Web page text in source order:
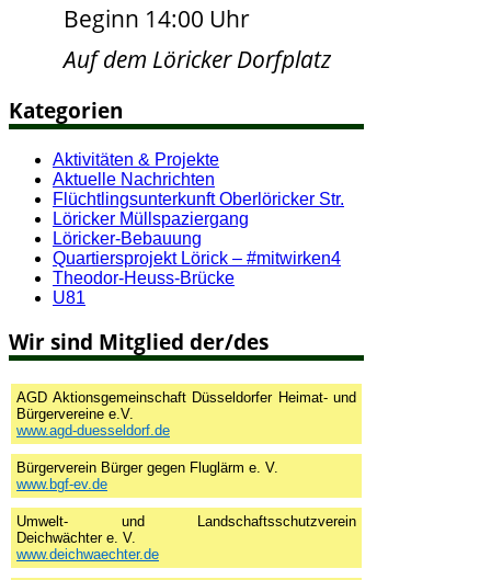
Beginn 14:00 Uhr
Auf dem Löricker Dorfplatz
Kategorien
Aktivitäten & Projekte
Aktuelle Nachrichten
Flüchtlingsunterkunft Oberlöricker Str.
Löricker Müllspaziergang
Löricker-Bebauung
Quartiersprojekt Lörick – #mitwirken4
Theodor-Heuss-Brücke
U81
Wir sind Mitglied der/des
AGD Aktionsgemeinschaft Düsseldorfer Heimat- und
Bürgervereine e.V.
www.agd-duesseldorf.de
Bürgerverein Bürger gegen Fluglärm e. V.
www.bgf-ev.de
Umwelt- und Landschaftsschutzverein
Deichwächter e. V.
www.deichwaechter.de